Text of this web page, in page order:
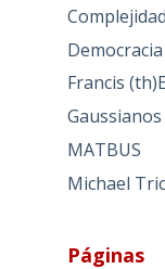
Complejidad
Francis
Gaussianos
MATBUS
Michael
Páginas